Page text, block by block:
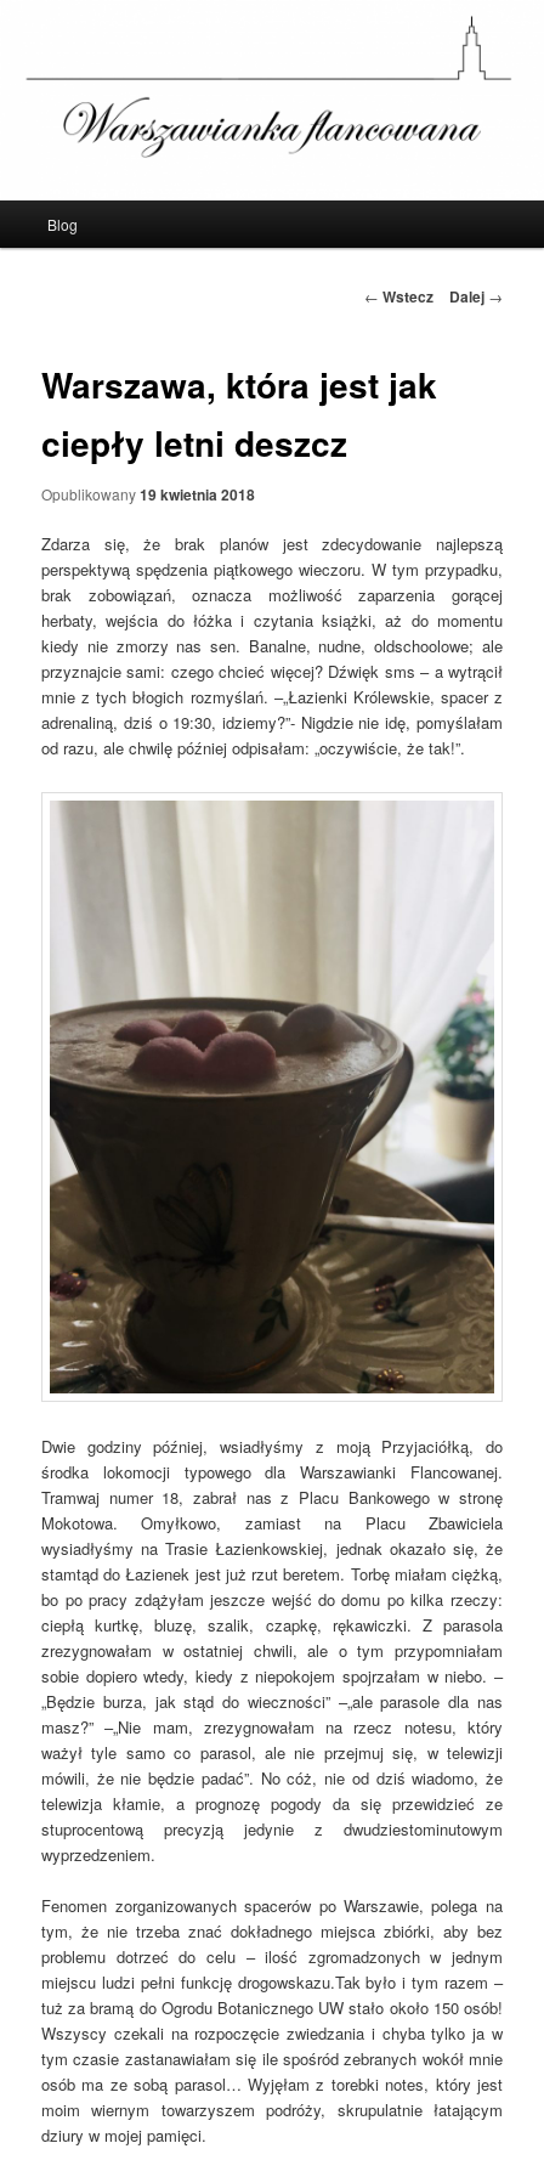
Warszawianka Flancowana – Blog o
Warszawie
główne
Przeskocz
Blog
Nawigacja
← Wstecz Dalej →
Warszawa, która jest jak
ciepły letni deszcz
Opublikowany19 kwietnia 2018
Zdarza się, że brak planów jest zdecydowanie najlepszą
perspektywą spędzenia piątkowego wieczoru. W tym przypadku,
brak zobowiązań, oznacza możliwość zaparzenia gorącej
herbaty, wejścia do łóżka i czytania książki, aż do momentu
kiedy nie zmorzy nas sen. Banalne, nudne, oldschoolowe; ale
przyznajcie sami: czego chcieć więcej? Dźwięk sms – a wytrącił
mnie z tych błogich rozmyślań. –„Łazienki Królewskie, spacer z
adrenaliną, dziś o 19:30, idziemy?”- Nigdzie nie idę, pomyślałam
od razu, ale chwilę później odpisałam: „oczywiście, że tak!”.
Dwie godziny później, wsiadłyśmy z moją Przyjaciółką, do
środka lokomocji typowego dla Warszawianki Flancowanej.
Tramwaj numer 18, zabrał nas z Placu Bankowego w stronę
Mokotowa. Omyłkowo, zamiast na Placu Zbawiciela
wysiadłyśmy na Trasie Łazienkowskiej, jednak okazało się, że
stamtąd do Łazienek jest już rzut beretem. Torbę miałam ciężką,
bo po pracy zdążyłam jeszcze wejść do domu po kilka rzeczy:
ciepłą kurtkę, bluzę, szalik, czapkę, rękawiczki. Z parasola
zrezygnowałam w ostatniej chwili, ale o tym przypomniałam
sobie dopiero wtedy, kiedy z niepokojem spojrzałam w niebo. –
„Będzie burza, jak stąd do wieczności” –„ale parasole dla nas
masz?” –„Nie mam, zrezygnowałam na rzecz notesu, który
ważył tyle samo co parasol, ale nie przejmuj się, w telewizji
mówili, że nie będzie padać”. No cóż, nie od dziś wiadomo, że
telewizja kłamie, a prognozę pogody da się przewidzieć ze
stuprocentową precyzją jedynie z dwudziestominutowym
wyprzedzeniem.
Fenomen zorganizowanych spacerów po Warszawie, polega na
tym, że nie trzeba znać dokładnego miejsca zbiórki, aby bez
problemu dotrzeć do celu – ilość zgromadzonych w jednym
miejscu ludzi pełni funkcję drogowskazu.Tak było i tym razem –
tuż za bramą do Ogrodu Botanicznego UW stało około 150 osób!
Wszyscy czekali na rozpoczęcie zwiedzania i chyba tylko ja w
tym czasie zastanawiałam się ile spośród zebranych wokół mnie
osób ma ze sobą parasol… Wyjęłam z torebki notes, który jest
moim wiernym towarzyszem podróży, skrupulatnie łatającym
dziury w mojej pamięci.